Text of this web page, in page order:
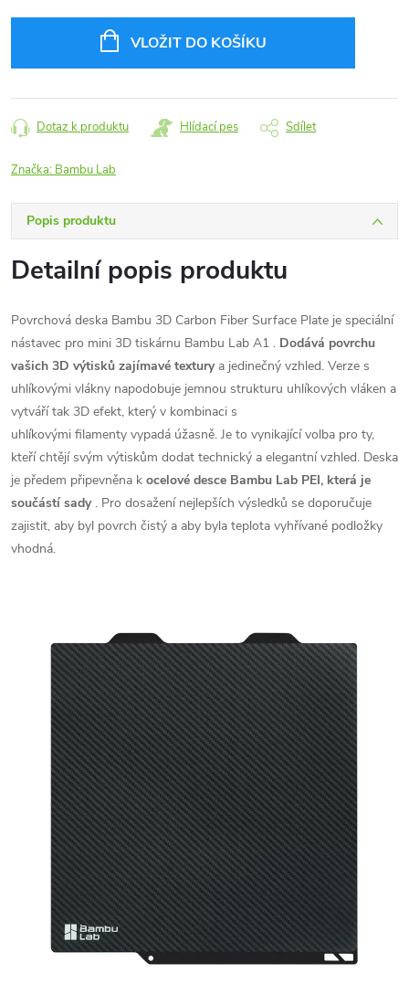
VLOŽIT DO KOŠÍKU
Dotaz k produktu Hlídací pes Sdílet
Značka: Bambu Lab
Popis produktu
Detailní popis produktu
Povrchová deska Bambu 3D Carbon Fiber Surface Plate je speciální
nástavec pro mini 3D tiskárnu Bambu Lab A1 . Dodává povrchu
vašich 3D výtisků zajímavé textury a jedinečný vzhled. Verze s
uhlíkovými vlákny napodobuje jemnou strukturu uhlíkových vláken a
vytváří tak 3D efekt, který v kombinaci s
uhlíkovými filamenty vypadá úžasně. Je to vynikající volba pro ty,
kteří chtějí svým výtiskům dodat technický a elegantní vzhled. Deska
je předem připevněna k ocelové desce Bambu Lab PEI, která je
součástí sady . Pro dosažení nejlepších výsledků se doporučuje
zajistit, aby byl povrch čistý a aby byla teplota vyhřívané podložky
vhodná.